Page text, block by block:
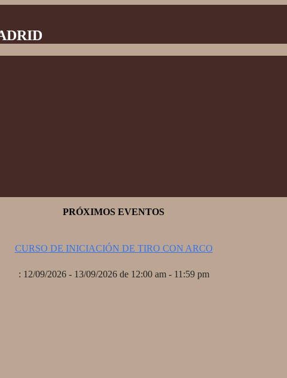
PRÓXIMOS EVENTOS
CURSO DE INICIACIÓN DE TIRO CON ARCO
: 12/09/2026 - 13/09/2026 de 12:00 am - 11:59 pm